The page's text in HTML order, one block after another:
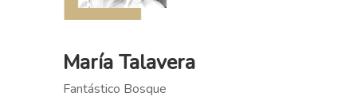
María Talavera
Fantástico Bosque